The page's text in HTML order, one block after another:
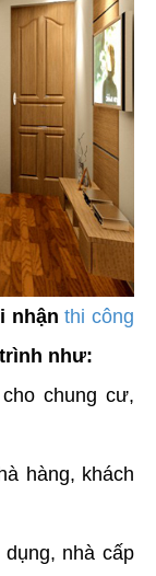
nhậnthi công
như:
chung cư,
hàng, khách
nhà cấp